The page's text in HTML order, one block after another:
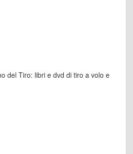
del Tiro: libri e dvd di tiro a volo e